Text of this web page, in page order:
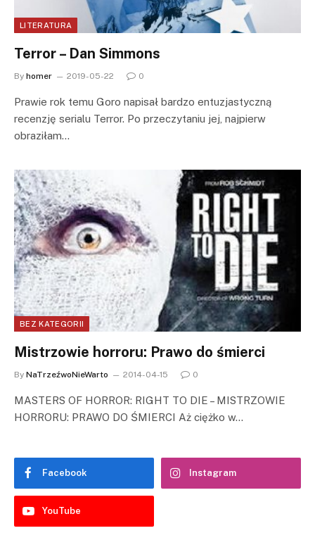
LITERATURA
Terror – Dan Simmons
By homer 2019-05-22 0
Prawie rok temu Goro napisał bardzo entuzjastyczną
recenzję serialu Terror. Po przeczytaniu jej, najpierw
obraziłam…
BEZ KATEGORII
Mistrzowie horroru: Prawo do śmierci
By NaTrzeźwoNieWarto 2014-04-15 0
MASTERS OF HORROR: RIGHT TO DIE – MISTRZOWIE
HORRORU: PRAWO DO ŚMIERCI Aż ciężko w…
Facebook Instagram
YouTube